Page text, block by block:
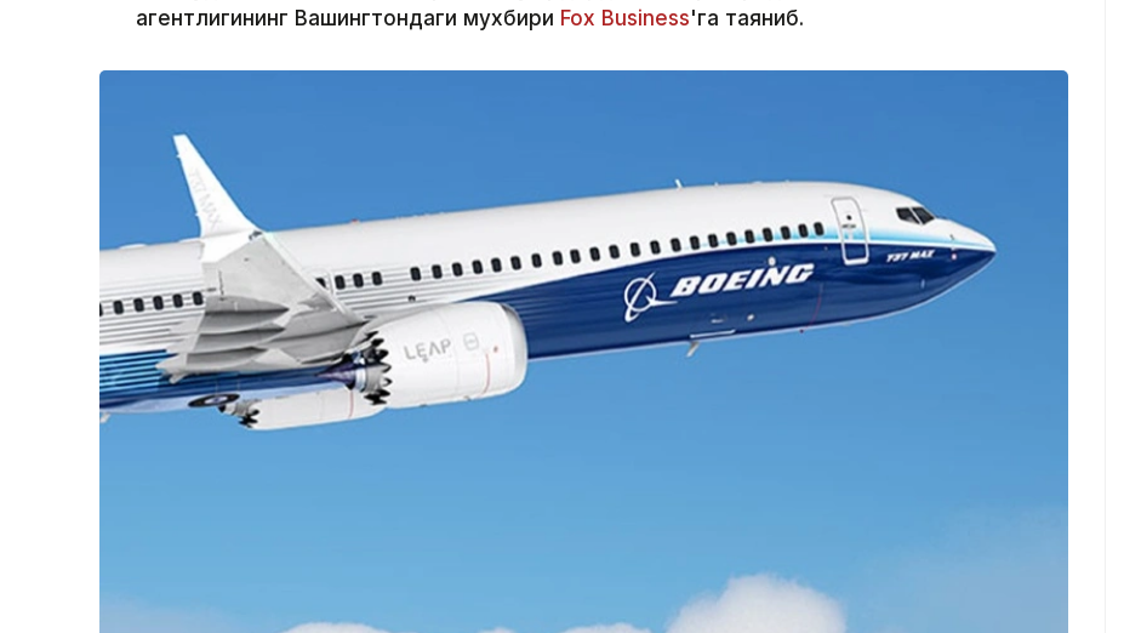
агентлигининг Вашингтондаги мухбири Fox Business'га таяниб.